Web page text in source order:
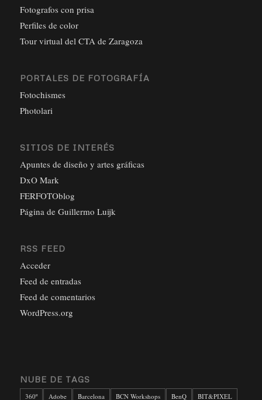
Fotografos con prisa
Perfiles de color
Tour virtual del CTA de Zaragoza
PORTALES DE FOTOGRAFÍA
Fotochismes
Photolari
SITIOS DE INTERÉS
Apuntes de diseño y artes gráficas
DxO Mark
FERFOTOblog
Página de Guillermo Luijk
RSS FEED
Acceder
Feed de entradas
Feed de comentarios
WordPress.org
NUBE DE TAGS
360º Adobe Barcelona BCN Workshops BenQ
BIT&PIXEL